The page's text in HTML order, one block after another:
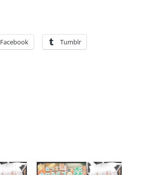
Facebook Tumblr